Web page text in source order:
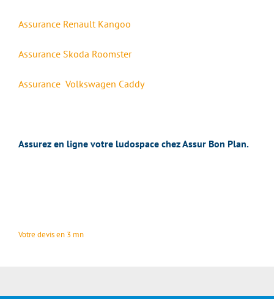
Assurance Renault Kangoo
Assurance Skoda Roomster
Assurance Volkswagen Caddy
Assurez en ligne votre ludospace chez Assur Bon Plan.
Votre devis en 3 mn